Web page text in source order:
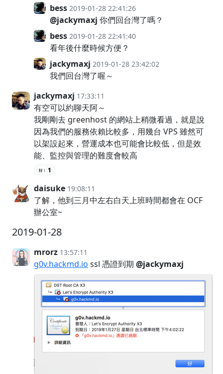
bess 2019-01-28 22:41:26
@jackymaxj 你們回台灣了嗎？
bess 2019-01-28 22:41:40
看年後什麼時候方便？
jackymaxj 2019-01-28 23:42:02
我們回台灣了喔～
jackymaxj 17:33:11
有空可以約聊天阿～
我剛剛去 greenhost 的網站上稍微看過，就是說
因為我們的服務依賴比較多，用幾台 VPS 雖然可
以架設起來，營運成本也可能會比較低，但是效
能、監控與管理的難度會較高
1
daisuke 19:08:11
了解，他到三月中左右白天上班時間都會在 OCF
辦公室~
2019-01-28
mrorz 13:57:11
g0v.hackmd.io ssl 憑證到期 @jackymaxj